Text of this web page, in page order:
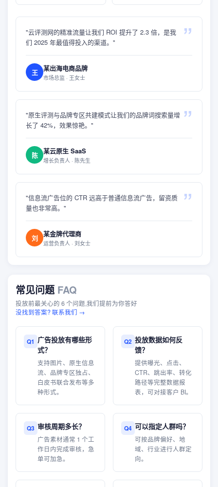
"云评测网的精准流量让我们 ROI 提升了 2.3 倍，是我
们 2025 年最值得投入的渠道。 "
王 某出海电商品牌
市场总监 · 王女士
"原生评测与品牌专区共建模式让我们的品牌词搜索量增
长了 42%，效果惊艳。 "
陈 某云原生 SaaS
增长负责人 · 陈先生
"信息流广告位的 CTR 远高于普通信息流广告，留资质
量也非常高。 "
刘 某金牌代理商
运营负责人 · 刘女士
常见问题 FAQ
投放前最关心的 6 个问题,我们提前为你答好
没找到答案? 联系我们 →
Q1 广告投放有哪些形
式？
支持图片、原生信息
流、品牌专区独占、
白皮书联合发布等多
种形式。
Q2 投放数据如何反
馈？
提供曝光、点击、
CTR、跳出率、转化
路径等完整数据报
表，可对接客户 BI。
Q3 审核周期多长？
广告素材通常 1 个工
作日内完成审核，急
单可加急。
Q4 可以指定人群吗？
可按品牌偏好、地
域、行业进行人群定
向。